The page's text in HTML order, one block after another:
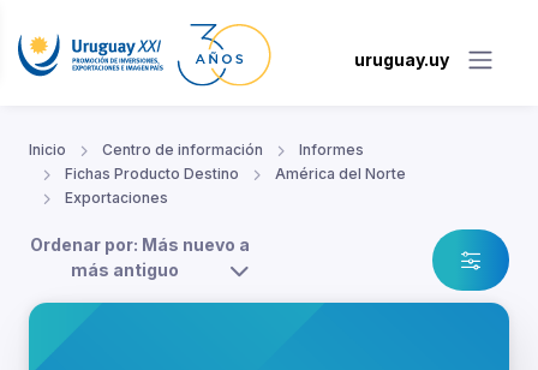
uruguay.uy
Inicio Centro de información
Informes
Fichas Producto Destino
América del Norte
Exportaciones
Ordenar por: Más nuevo a
más antiguo